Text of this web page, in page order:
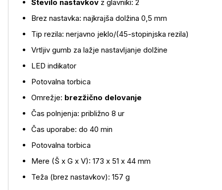
Število nastavkov z glavniki: 2
Brez nastavka: najkrajša dolžina 0,5 mm
Tip rezila: nerjavno jeklo/(45-stopinjska rezila)
Vrtljiv gumb za lažje nastavljanje dolžine
LED indikator
Potovalna torbica
Omrežje: brezžično delovanje
Čas polnjenja: približno 8 ur
Čas uporabe: do 40 min
Potovalna torbica
Mere (Š x G x V): 173 x 51 x 44 mm
Teža (brez nastavkov): 157 g